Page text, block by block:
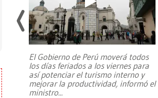
El Gobierno de Perú moverá todos
los días feriados a los viernes para
así potenciar el turismo interno y
mejorar la productividad, informó el
ministro...